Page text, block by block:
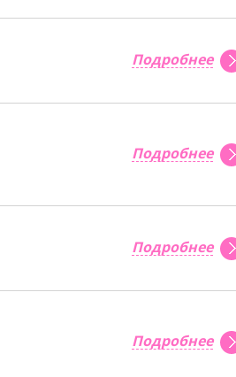
Подробнее
Подробнее
Подробнее
Подробнее